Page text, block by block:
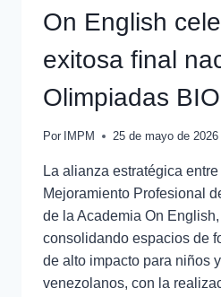
On English
exitosa final
Olimpiadas
Por IMPM 25 de mayo de 2026
La alianza estratégica
Mejoramiento Profesional
de la Academia On
consolidando espacios de
de alto impacto para niños
venezolanos, con la